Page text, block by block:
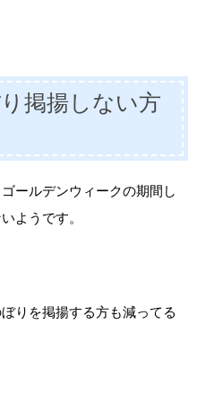
掲揚しない方
ールデンウィークの期間し
ようです。
りを掲揚する方も減ってる